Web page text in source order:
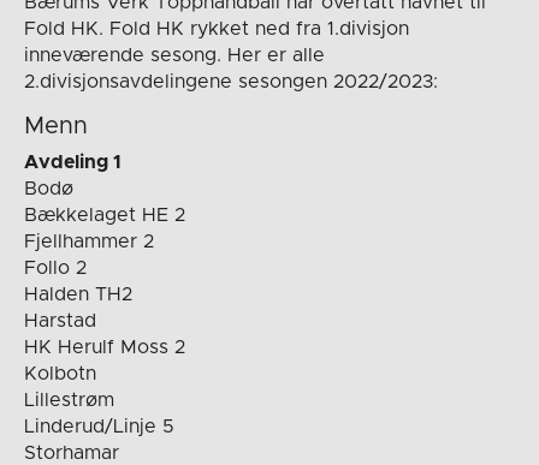
Fold HK. Fold HK rykket ned fra 1.divisjon
inneværende sesong. Her er alle
2.divisjonsavdelingene sesongen 2022/2023:
Menn
Avdeling 1
Bodø
Bækkelaget HE 2
Fjellhammer 2
Follo 2
Halden TH2
Harstad
HK Herulf Moss 2
Kolbotn
Lillestrøm
Linderud/Linje 5
Storhamar